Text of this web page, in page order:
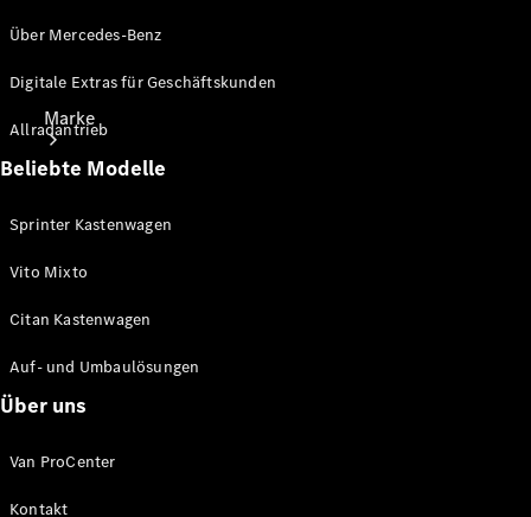
Marke
Elektrisches
Über Mercedes-Benz
Digitale Extras für Geschäftskunden
Allradantrieb
Beliebte Modelle
Sprinter Kastenwagen
Vito Mixto
Citan Kastenwagen
Auf- und Umbaulösungen
Über uns
Van ProCenter
Kontakt